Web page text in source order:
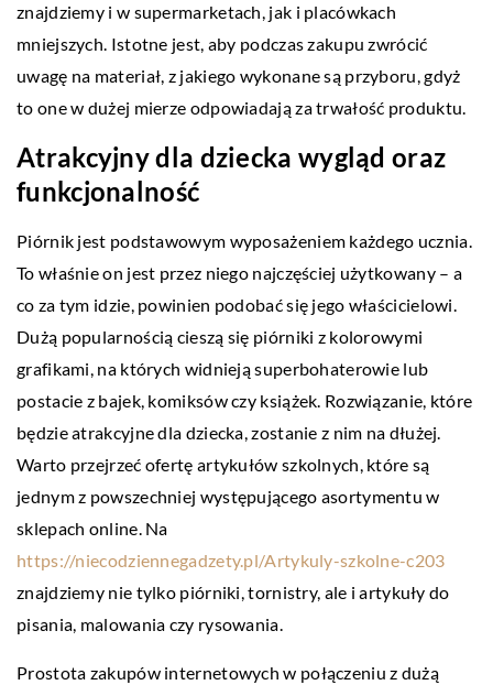
znajdziemy i w supermarketach, jak i placówkach
mniejszych. Istotne jest, aby podczas zakupu zwrócić
uwagę na materiał, z jakiego wykonane są przyboru, gdyż
to one w dużej mierze odpowiadają za trwałość produktu.
Atrakcyjny dla dziecka wygląd oraz
funkcjonalność
Piórnik jest podstawowym wyposażeniem każdego ucznia.
To właśnie on jest przez niego najczęściej użytkowany – a
co za tym idzie, powinien podobać się jego właścicielowi.
Dużą popularnością cieszą się piórniki z kolorowymi
grafikami, na których widnieją superbohaterowie lub
postacie z bajek, komiksów czy książek. Rozwiązanie, które
będzie atrakcyjne dla dziecka, zostanie z nim na dłużej.
Warto przejrzeć ofertę artykułów szkolnych, które są
jednym z powszechniej występującego asortymentu w
sklepach online. Na
https://niecodziennegadzety.pl/Artykuly-szkolne-c203
znajdziemy nie tylko piórniki, tornistry, ale i artykuły do
pisania, malowania czy rysowania.
Prostota zakupów internetowych w połączeniu z dużą